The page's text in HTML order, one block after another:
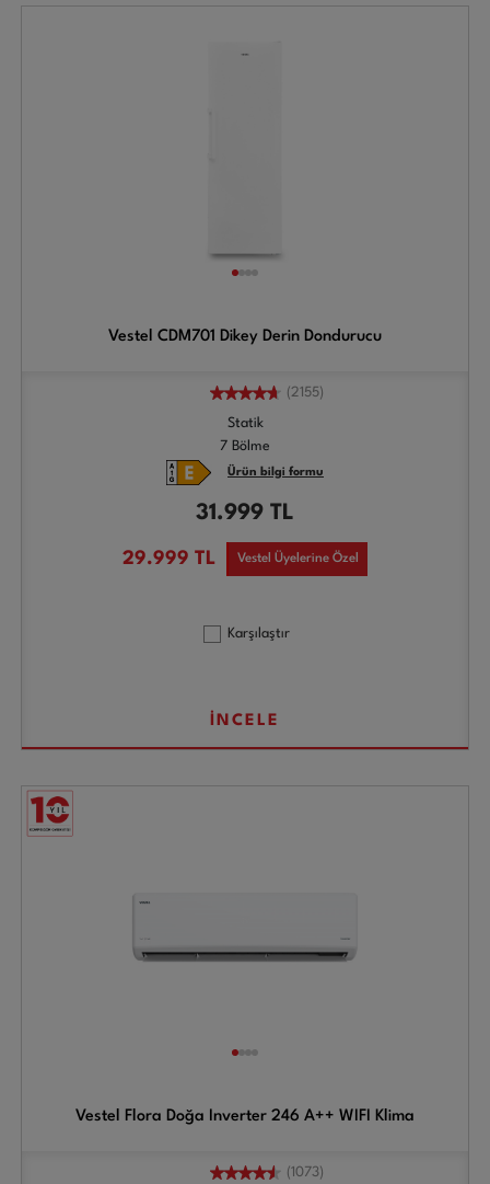
Vestel CDM701 Dikey Derin Dondurucu
(2155)
Statik
7 Bölme
Ürün bilgi formu
31.999 TL
29.999 TL Vestel Üyelerine Özel
Karşılaştır
İNCELE
Vestel Flora Doğa Inverter 246 A++ WIFI Klima
(1073)